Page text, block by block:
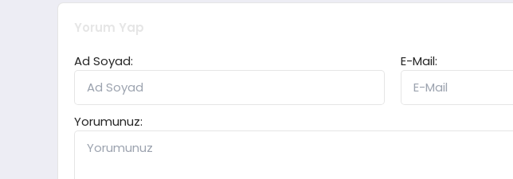
Yorum Yap
Ad Soyad:
E-Mail:
Yorumunuz: